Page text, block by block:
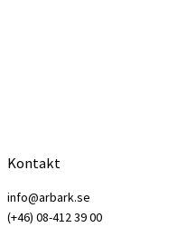
Kontakt
info@arbark.se
(+46) 08-412 39 00